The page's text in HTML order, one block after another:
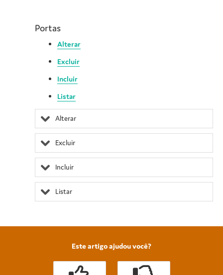
Portas
Alterar
Excluir
Incluir
Listar
Alterar
Excluir
Incluir
Listar
Este artigo ajudou você?